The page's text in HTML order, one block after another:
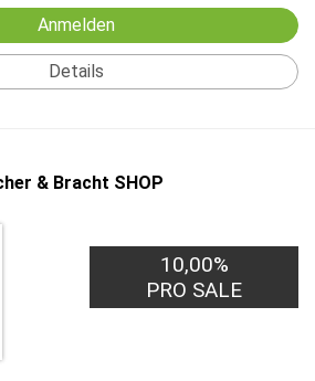
Anmelden
Details
& Bracht SHOP
10,00%
PRO SALE